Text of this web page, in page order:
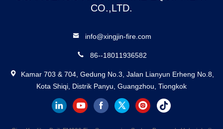
CO.,LTD.
info@xingjin-fire.com
86--18011936582
Kamar 703 & 704, Gedung No.3, Jalan Lianyun Erheng No.8,
Kota Shiqi, Distrik Panyu, Guangzhou, Tiongkok